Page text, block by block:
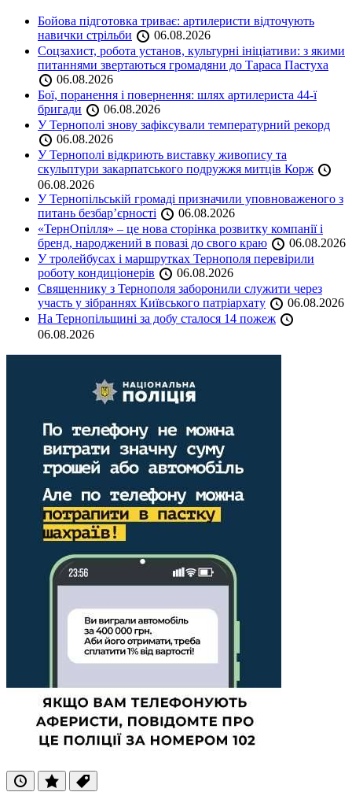
Бойова підготовка триває: артилеристи відточують
навички стрільби
06.08.2026
Соцзахист, робота установ, культурні ініціативи: з якими
питаннями звертаються громадяни до Тараса Пастуха
06.08.2026
Бої, поранення і повернення: шлях артилериста 44-ї
бригади
06.08.2026
У Тернополі знову зафіксували температурний рекорд
06.08.2026
У Тернополі відкриють виставку живопису та
скульптури закарпатського подружжя митців Корж
06.08.2026
У Тернопільській громаді призначили уповноваженого з
питань безбар’єрності
06.08.2026
«ТернОпілля» – це нова сторінка розвитку компанії і
бренд, народжений в повазі до свого краю
06.08.2026
У тролейбусах і маршрутках Тернополя перевірили
роботу кондиціонерів
06.08.2026
Священнику з Тернополя заборонили служити через
участь у зібраннях Київського патріархату
06.08.2026
На Тернопільщині за добу сталося 14 пожеж
06.08.2026